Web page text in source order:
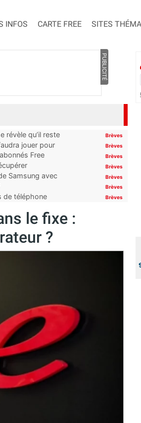
INFOS CARTE FREE SITES
PUBLICITÉ
révèle qu’il reste
Brèves
jouer pour
Brèves
Free
Brèves
Brèves
Samsung avec
Brèves
Brèves
de téléphone
Brèves
le fixe :
?